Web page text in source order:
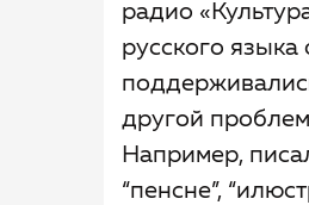
радио
русского
другой
Например,
“пенсне”,